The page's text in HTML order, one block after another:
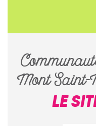
Mont
LE